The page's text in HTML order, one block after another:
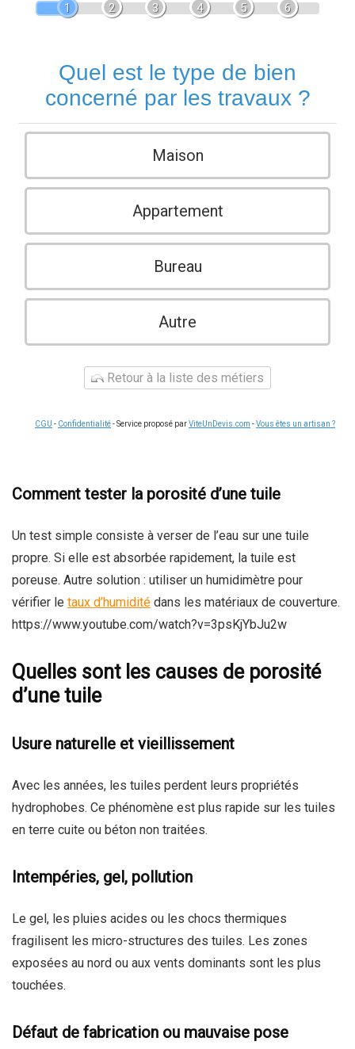
1 2 3 4 5 6
Quel est le type de bien
concerné par les travaux ?
Maison
Appartement
Bureau
Autre
Retour à la liste des métiers
CGU - Confidentialité- Service proposé parViteUnDevis.com -Vous êtes un artisan ?
Comment tester la porosité d’une tuile
Un test simple consiste à verser de l’eau sur une tuile
propre. Si elle est absorbée rapidement, la tuile est
poreuse. Autre solution : utiliser un humidimètre pour
vérifier le taux d’humidité dans les matériaux de couverture.
https://www.youtube.com/watch?v=3psKjYbJu2w
Quelles sont les causes de porosité
d’une tuile
Usure naturelle et vieillissement
Avec les années, les tuiles perdent leurs propriétés
hydrophobes. Ce phénomène est plus rapide sur les tuiles
en terre cuite ou béton non traitées.
Intempéries, gel, pollution
Le gel, les pluies acides ou les chocs thermiques
fragilisent les micro-structures des tuiles. Les zones
exposées au nord ou aux vents dominants sont les plus
touchées.
Défaut de fabrication ou mauvaise pose